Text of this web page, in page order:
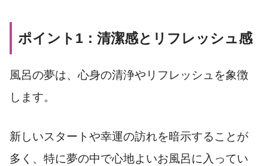
ポイント1：清潔感とリフレッシュ感
風呂の夢は、心身の清浄やリフレッシュを象徴
します。
新しいスタートや幸運の訪れを暗示することが
多く、特に夢の中で心地よいお風呂に入ってい